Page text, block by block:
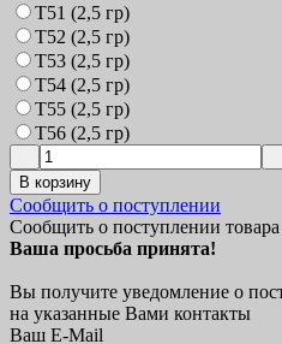
Т51 (2,5 гр)
Т52 (2,5 гр)
Т53 (2,5 гр)
Т54 (2,5 гр)
Т55 (2,5 гр)
Т56 (2,5 гр)
В корзину
Сообщить о поступлении
Сообщить о поступлении товара
Ваша просьба принята!
Вы получите уведомление о
на указанные Вами контакты
Ваш E-Mail